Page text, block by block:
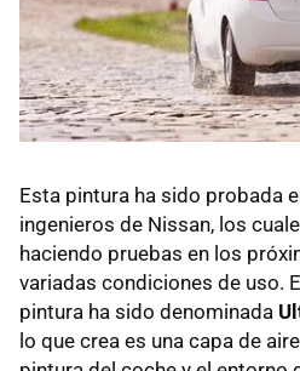
Esta pintura ha sido probada
ingenieros de Nissan, los
haciendo pruebas en los
variadas condiciones de uso.
pintura ha sido denominada
lo que crea es una capa de